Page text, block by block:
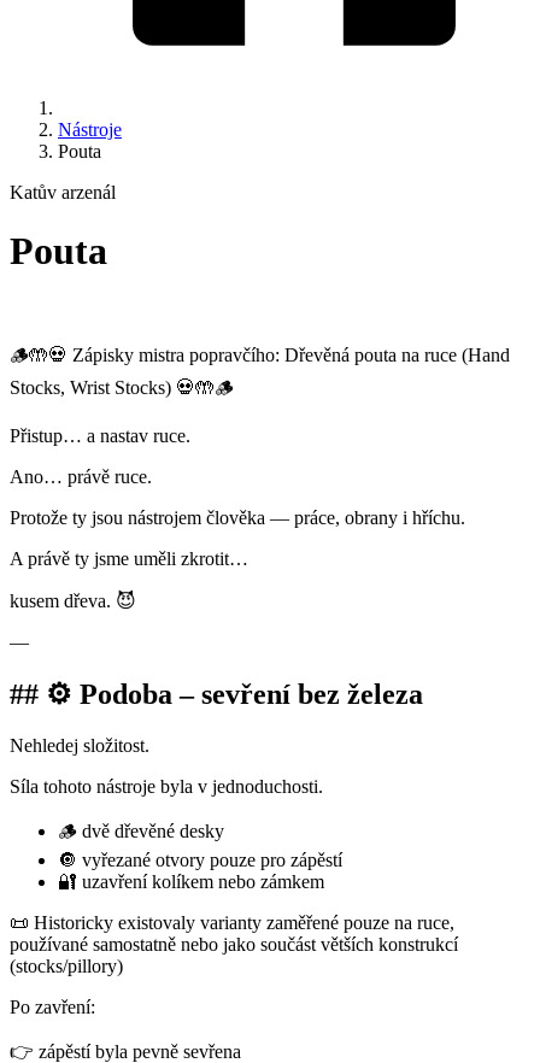
Nástroje
Pouta
Katův arzenál
Pouta
🪵🤲💀 Zápisky mistra popravčího: Dřevěná pouta na ruce (Hand
Stocks, Wrist Stocks) 💀🤲🪵
Přistup… a nastav ruce.
Ano… právě ruce.
Protože ty jsou nástrojem člověka — práce, obrany i hříchu.
A právě ty jsme uměli zkrotit…
kusem dřeva. 😈
—
## ⚙️ Podoba – sevření bez železa
Nehledej složitost.
Síla tohoto nástroje byla v jednoduchosti.
🪵 dvě dřevěné desky
🔘 vyřezané otvory pouze pro zápěstí
🔐 uzavření kolíkem nebo zámkem
📜 Historicky existovaly varianty zaměřené pouze na ruce,
používané samostatně nebo jako součást větších konstrukcí
(stocks/pillory)
Po zavření:
👉 zápěstí byla pevně sevřena